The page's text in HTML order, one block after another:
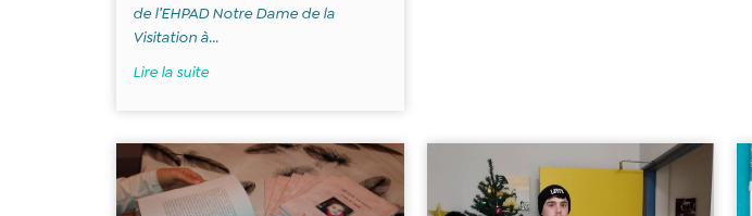
de l’EHPAD Notre Dame de la
Visitation à...
Lire la suite